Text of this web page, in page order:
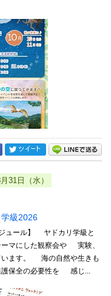
31日（水）
学級2026
ュール】 ヤドカリ学級と
ーマにした観察会や 実験、
います。 海の自然や生きも
護保全の必要性を 感じ...